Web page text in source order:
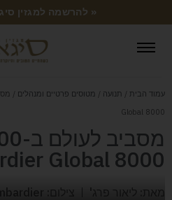
« להרשמה למגזין
עמוד הבית / תנועה / מטוסים פרטיים ומנהלים
Global 8000
Global 8000
מאת: ליאור פרג' צילום: Bombardier